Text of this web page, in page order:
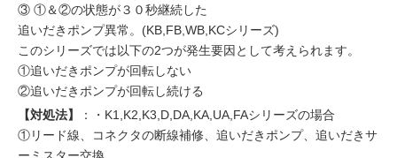
③ ①＆②の状態が３０秒継続した
追いだきポンプ異常。(KB,FB,WB,KCシリーズ)
このシリーズでは以下の2つが発生要因として考えられます。
①追いだきポンプが回転しない
②追いだきポンプが回転し続ける
【対処法】
：・K1,K2,K3,D,DA,KA,UA,FAシリーズの場合
①リード線、コネクタの断線補修、追いだきポンプ、追いだきサ